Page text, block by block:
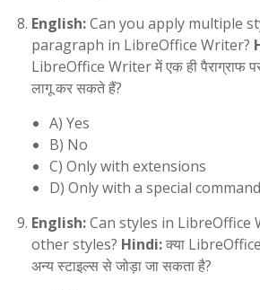
English:Can you apply multiple
paragraph in LibreOffice Writer?
LibreOffice Writer में एक ही पैराग्राफ
लागू कर सकते हैं?
A) Yes
B) No
C) Only with extensions
D) Only with a special command
English:Can styles in LibreOffice
other styles? Hindi:क्या
अन्य स्टाइल्स से जोड़ा जा सकता है?